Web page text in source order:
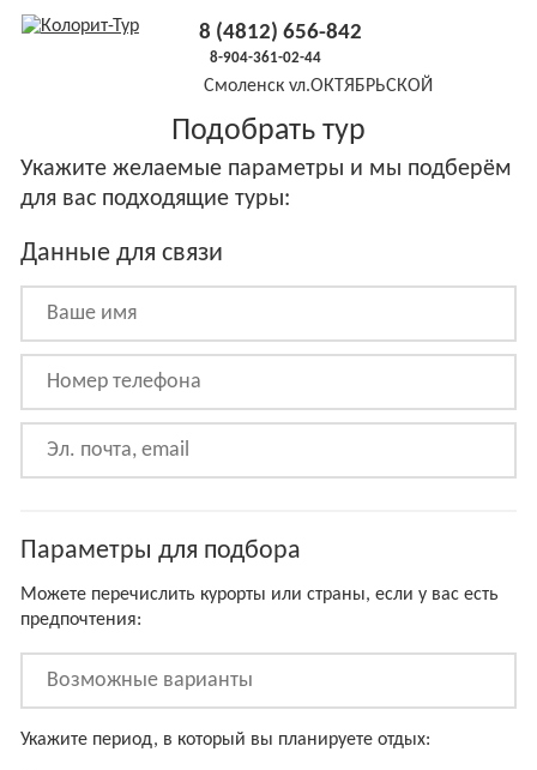
Смоленскул.ОКТЯБРЬСКОЙ
налево)
8 (4812) 656-842
8-904-361-02-44
Подобрать тур
Укажите желаемые параметры и мы подберём
для вас подходящие туры:
Данные для связи
Параметры для подбора
Можете перечислить курорты или страны, если у вас есть
предпочтения:
Укажите период, в который вы планируете отдых: